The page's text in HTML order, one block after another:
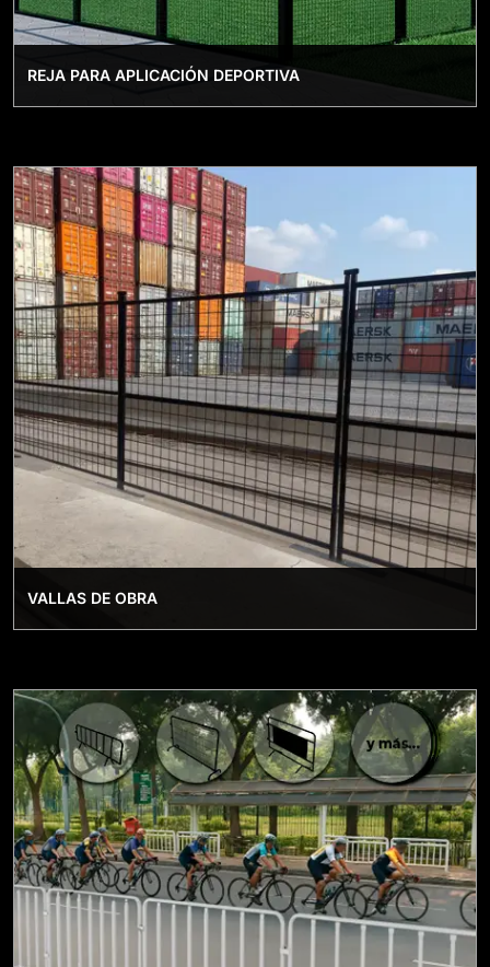
REJA PARA APLICACIÓN DEPORTIVA
VALLAS DE OBRA